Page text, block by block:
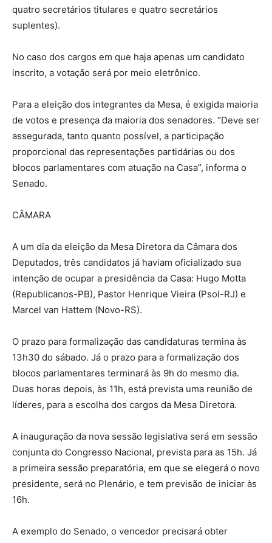
quatro secretários titulares e quatro secretários
suplentes).
No caso dos cargos em que haja apenas um candidato
inscrito, a votação será por meio eletrônico.
Para a eleição dos integrantes da Mesa, é exigida maioria
de votos e presença da maioria dos senadores. “Deve ser
assegurada, tanto quanto possível, a participação
proporcional das representações partidárias ou dos
blocos parlamentares com atuação na Casa”, informa o
Senado.
CÂMARA
A um dia da eleição da Mesa Diretora da Câmara dos
Deputados, três candidatos já haviam oficializado sua
intenção de ocupar a presidência da Casa: Hugo Motta
(Republicanos-PB), Pastor Henrique Vieira (Psol-RJ) e
Marcel van Hattem (Novo-RS).
O prazo para formalização das candidaturas termina às
13h30 do sábado. Já o prazo para a formalização dos
blocos parlamentares terminará às 9h do mesmo dia.
Duas horas depois, às 11h, está prevista uma reunião de
líderes, para a escolha dos cargos da Mesa Diretora.
A inauguração da nova sessão legislativa será em sessão
conjunta do Congresso Nacional, prevista para as 15h. Já
a primeira sessão preparatória, em que se elegerá o novo
presidente, será no Plenário, e tem previsão de iniciar às
16h.
A exemplo do Senado, o vencedor precisará obter